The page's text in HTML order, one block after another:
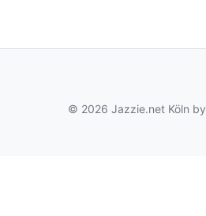
© 2026 Jazzie.net Köln by